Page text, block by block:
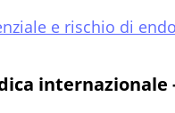
e rischio di
internazionale